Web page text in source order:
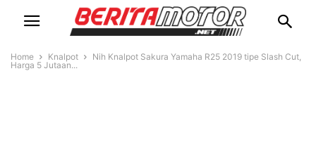
Home Knalpot
Nih Knalpot Sakura Yamaha R25 2019 tipe Slash Cut,
Harga 5 Jutaan...